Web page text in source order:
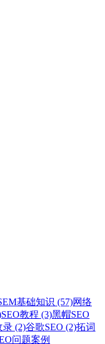
基础知识 (57)网络
SEO教程 (3)黑帽SEO
录 (2)谷歌SEO (2)拓词
问题案例